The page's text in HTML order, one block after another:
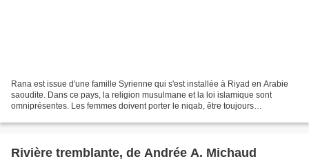
Rana est issue d'une famille Syrienne qui s'est installée à Riyad en Arabie
saoudite. Dans ce pays, la religion musulmane et la loi islamique sont
omniprésentes. Les femmes doivent porter le niqab, être toujours
Rivière tremblante, de Andrée A. Michaud